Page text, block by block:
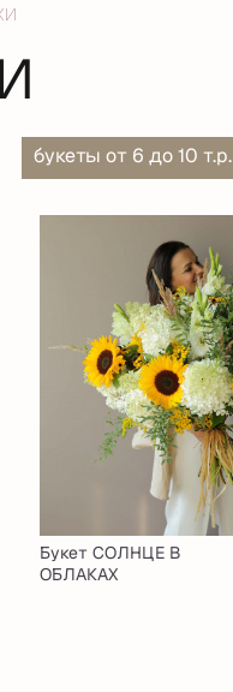
букеты от 6 до 10 т.р.
Букет СОЛНЦЕ В
ОБЛАКАХ